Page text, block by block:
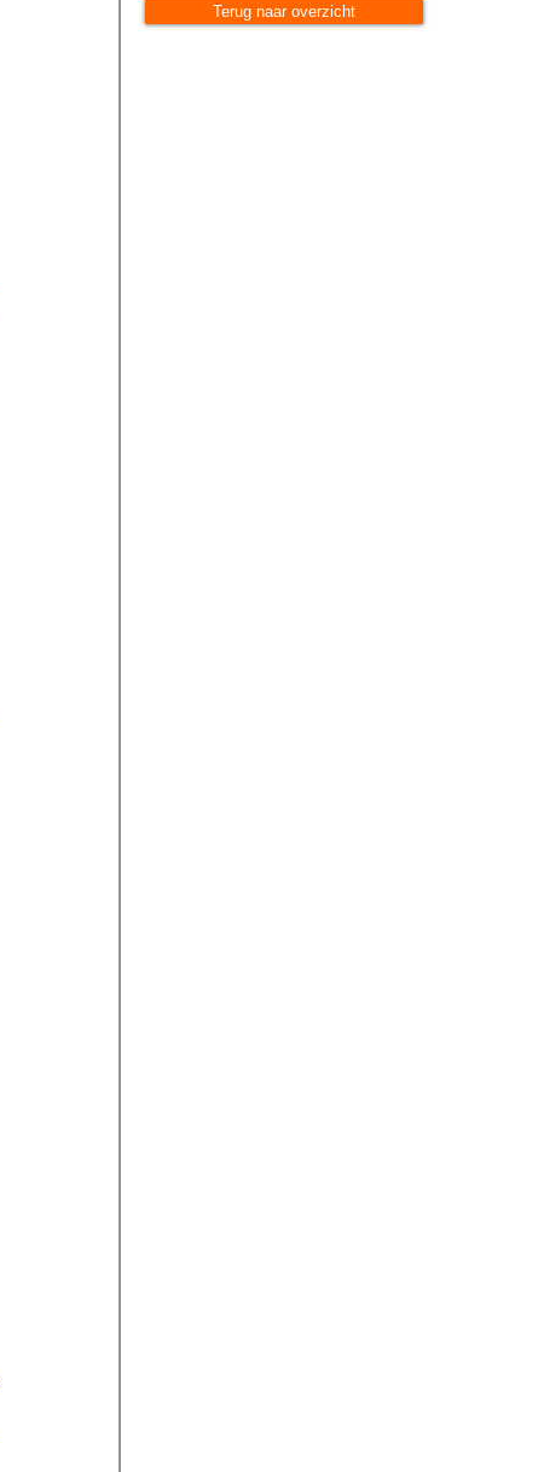
Terug naar overzicht